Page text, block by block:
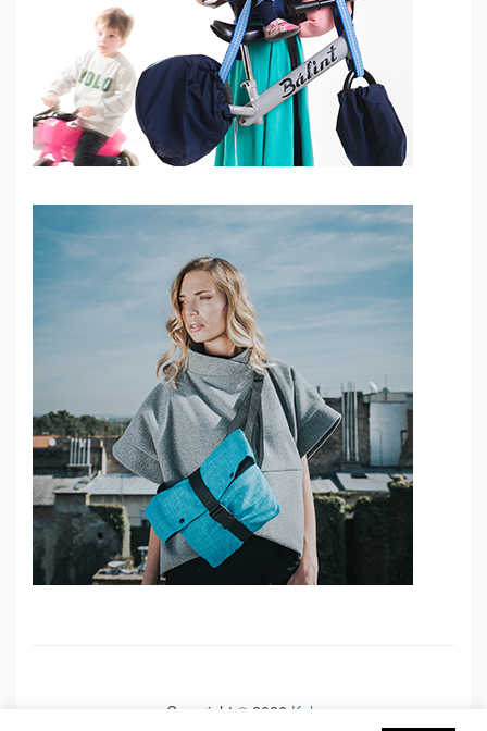
Copyright © 2026 Kale